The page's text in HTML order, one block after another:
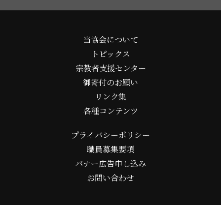
当協会について
トピックス
宗教者支援センター
御寄付のお願い
リンク集
各種コンテンツ
プライバシーポリシー
職員募集要項
バナー広告申し込み
お問い合わせ